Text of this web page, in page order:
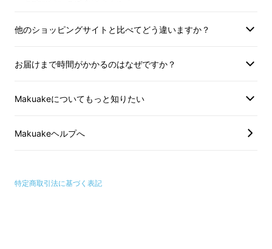
他のショッピングサイトと比べてどう違いますか？
お届けまで時間がかかるのはなぜですか？
Makuakeについてもっと知りたい
Makuakeヘルプへ
特定商取引法に基づく表記